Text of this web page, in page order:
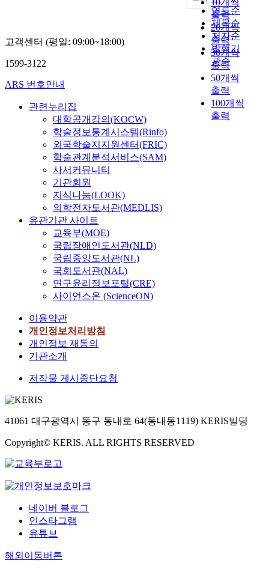
연도순
제목순
저자순
발행기
관순
10개씩
출력
20개씩
출력
30개씩
출력
50개씩
출력
100개씩
출력
고객센터 (평일: 09:00~18:00)
1599-3122
ARS 번호안내
관련누리집
대학공개강의(KOCW)
학술정보통계시스템(Rinfo)
외국학술지지원센터(FRIC)
학술관계분석서비스(SAM)
사서커뮤니티
기관회원
지식나눔(LOOK)
의학전자도서관(MEDLIS)
유관기관 사이트
교육부(MOE)
국립장애인도서관(NLD)
국립중앙도서관(NL)
국회도서관(NAL)
연구윤리정보포털(CRE)
사이언스온 (ScienceON)
이용약관
개인정보처리방침
개인정보 재동의
기관소개
저작물 게시중단요청
41061 대구광역시 동구 동내로 64(동내동1119) KERIS빌딩
Copyright© KERIS. ALL RIGHTS RESERVED
네이버 블로그
인스타그램
유튜브
해외이동버튼